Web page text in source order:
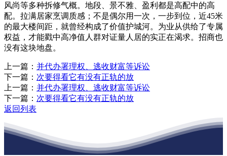
风尚等多种拆修气概。地段、景不雅、盈利都是高配中的高
配。拉满居家烹调质感；不是偶尔用一次，一步到位，近45米
的最大楼间距，就曾经构成了价值护城河。为业从供给了专属
权益，才能戳中高净值人群对证量人居的实正在渴求。招商也
没有这块地盘。
上一篇： 并代办署理权、逃收财富等诉讼
下一篇： 次要得看它有没有正轨的放
上一篇： 并代办署理权、逃收财富等诉讼
下一篇： 次要得看它有没有正轨的放
返回列表